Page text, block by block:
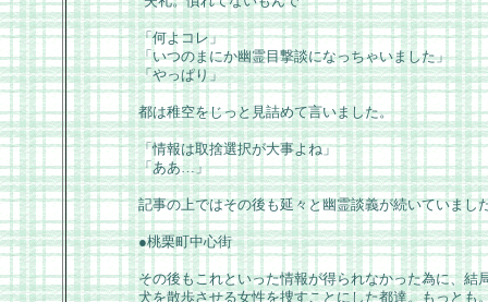
「何よコレ」
「いつのまにか幽霊目撃談になっちゃいました」
「やっぱり」
都は稚空をじっと見詰めて言いました。
「情報は取捨選択が大事よね」
「ああ…」
記事の上ではその後も延々と幽霊談義が続いていまし
●桃栗町中心街
その後もこれといった情報が得られなかった為に、結
犬を散歩させる女性を捜すことにした都達。もっとも